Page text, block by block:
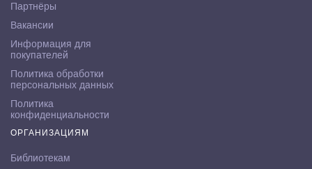
Партнёры
Вакансии
Информация для
покупателей
Политика обработки
персональных данных
Политика
конфиденциальности
ОРГАНИЗАЦИЯМ
Библиотекам